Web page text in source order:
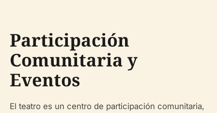
Participación
Comunitaria y
Eventos
El teatro es un centro de participación comunitaria,